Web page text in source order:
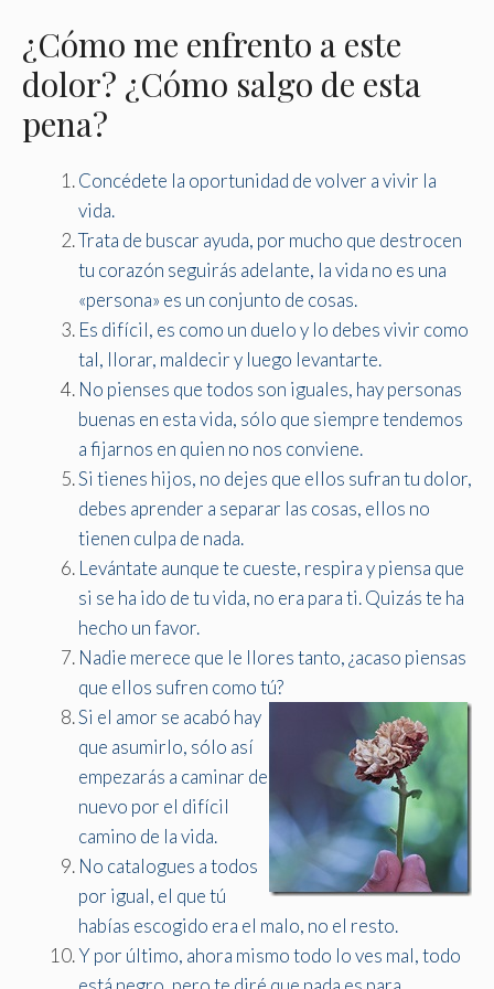
¿Cómo me enfrento a este
dolor? ¿Cómo salgo de esta
pena?
Concédete la oportunidad de volver a vivir la
vida.
Trata de buscar ayuda, por mucho que destrocen
tu corazón seguirás adelante, la vida no es una
«persona» es un conjunto de cosas.
Es difícil, es como un duelo y lo debes vivir como
tal, llorar, maldecir y luego levantarte.
No pienses que todos son iguales, hay personas
buenas en esta vida, sólo que siempre tendemos
a fijarnos en quien no nos conviene.
Si tienes hijos, no dejes que ellos sufran tu dolor,
debes aprender a separar las cosas, ellos no
tienen culpa de nada.
Levántate aunque te cueste, respira y piensa que
si se ha ido de tu vida, no era para ti. Quizás te ha
hecho un favor.
Nadie merece que le llores tanto, ¿acaso piensas
que ellos sufren como tú?
Si el amor se acabó hay
que asumirlo, sólo así
empezarás a caminar de
nuevo por el difícil
camino de la vida.
No catalogues a todos
por igual, el que tú
habías escogido era el malo, no el resto.
Y por último, ahora mismo todo lo ves mal, todo